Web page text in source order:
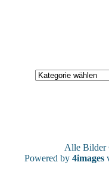
Alle
Powered by 4images